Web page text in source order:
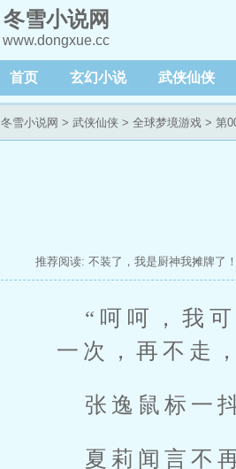
冬雪小说网
www.dongxue.cc
首页 玄幻小说 武侠仙侠
冬雪小说网 > 武侠仙侠 > 全球梦境游戏 > 第
推荐阅读: 不装了，我是厨神我摊牌了！
“呵呵，我
一次，再不走
张逸鼠标一
夏莉闻言不